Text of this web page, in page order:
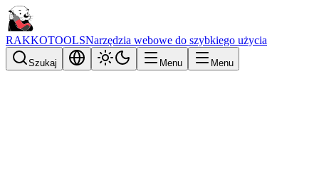
RAKKOTOOLSNarzędzia webowe do szybkiego użycia
Szukaj Menu Menu